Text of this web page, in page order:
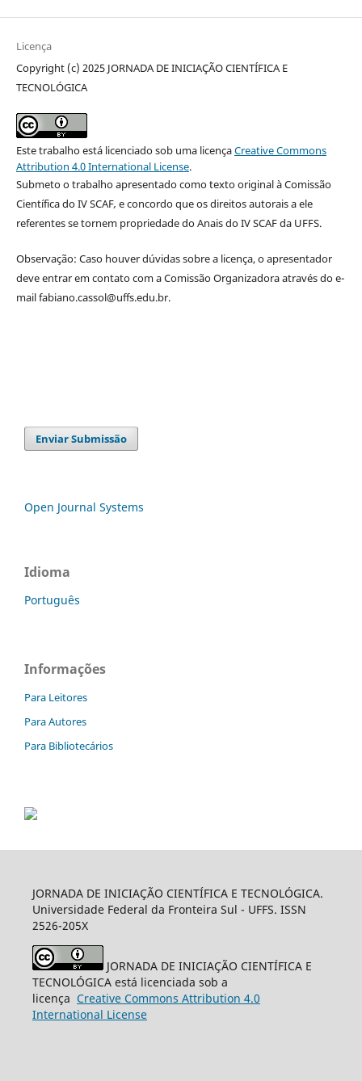
Licença
Copyright (c) 2025 JORNADA DE INICIAÇÃO CIENTÍFICA E
TECNOLÓGICA
Este trabalho está licenciado sob uma licençaCreative Commons
Attribution 4.0 International License.
Submeto o trabalho apresentado como texto original à Comissão
Científica do IV SCAF, e concordo que os direitos autorais a ele
referentes se tornem propriedade do Anais do IV SCAF da UFFS.
Observação: Caso houver dúvidas sobre a licença, o apresentador
deve entrar em contato com a Comissão Organizadora através do e-
mail fabiano.cassol@uffs.edu.br.
Enviar Submissão
Open Journal Systems
Idioma
Português
Informações
Para Leitores
Para Autores
Para Bibliotecários
JORNADA DE INICIAÇÃO CIENTÍFICA E TECNOLÓGICA.
Universidade Federal da Fronteira Sul - UFFS. ISSN
2526-205X
JORNADA DE INICIAÇÃO CIENTÍFICA E
TECNOLÓGICA está licenciada sob a
licença Creative Commons Attribution 4.0
International License